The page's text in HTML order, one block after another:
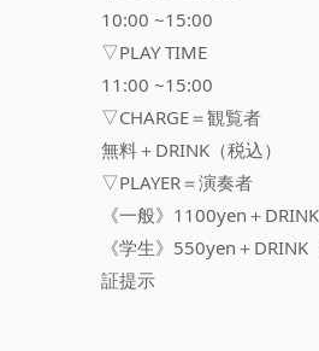
10:00 ~15:00
▽PLAY TIME
11:00 ~15:00
▽CHARGE＝観覧者
無料＋DRINK（税込）
▽PLAYER＝演奏者
《一般》1100yen＋DRINK
《学生》550yen＋
証提示